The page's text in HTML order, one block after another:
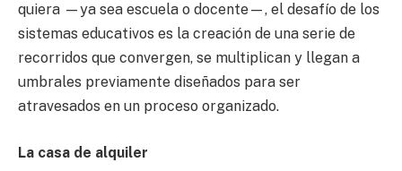
quiera —ya sea escuela o docente—, el desafío de los
sistemas educativos es la creación de una serie de
recorridos que convergen, se multiplican y llegan a
umbrales previamente diseñados para ser
atravesados en un proceso organizado.
La casa de alquiler